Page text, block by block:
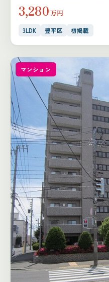
3,280万円
3LDK 豊平区 初掲載
マンション